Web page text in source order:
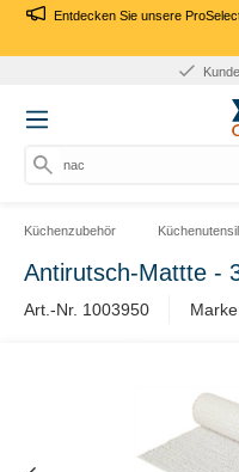
Entdecken Sie unsere
nach
Küchenzubehör
Antirutsch-Mattte -
Art.-Nr. 1003950